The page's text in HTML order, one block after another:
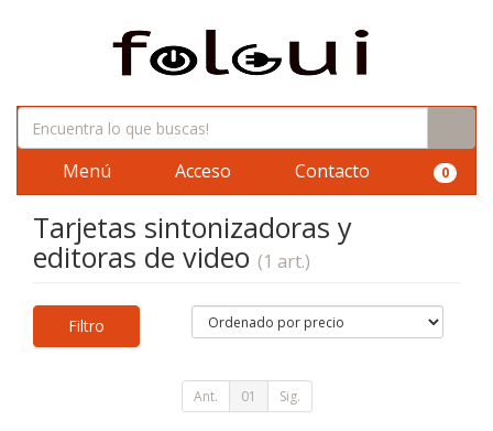
Menú Acceso Contacto 0
Tarjetas sintonizadoras y
editoras de video (1 art.)
Filtro
Ant. 01 Sig.